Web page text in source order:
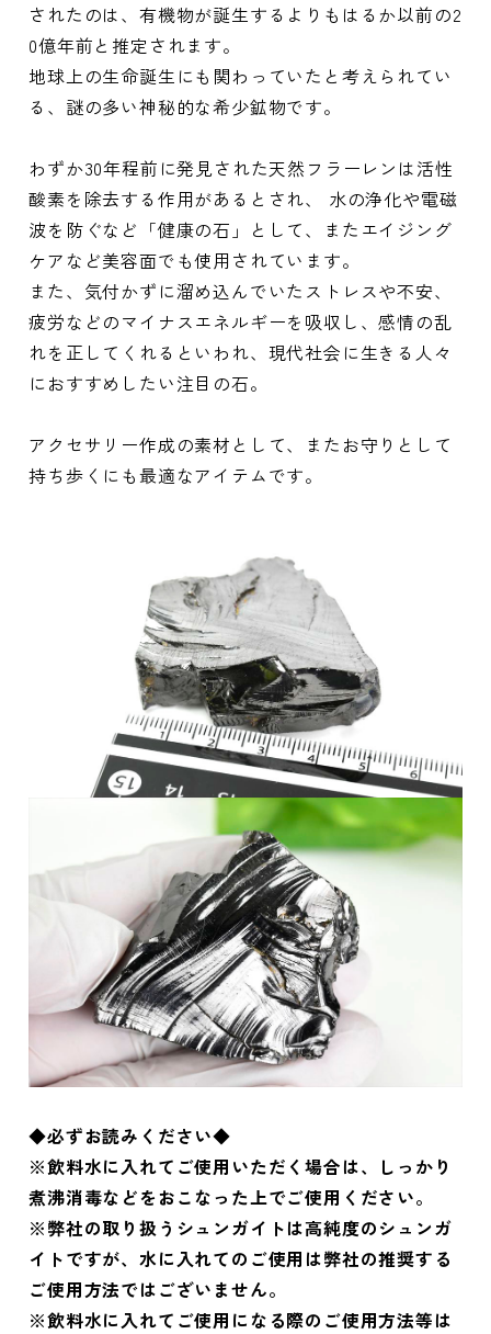
されたのは、有機物が誕生するよりもはるか以前の2
0億年前と推定されます。
地球上の生命誕生にも関わっていたと考えられてい
る、謎の多い神秘的な希少鉱物です。
わずか30年程前に発見された天然フラーレンは活性
酸素を除去する作用があるとされ、 水の浄化や電磁
波を防ぐなど「健康の石」として、またエイジング
ケアなど美容面でも使用されています。
また、気付かずに溜め込んでいたストレスや不安、
疲労などのマイナスエネルギーを吸収し、感情の乱
れを正してくれるといわれ、現代社会に生きる人々
におすすめしたい注目の石。
アクセサリー作成の素材として、またお守りとして
持ち歩くにも最適なアイテムです。
◆必ずお読みください◆
※飲料水に入れてご使用いただく場合は、しっかり
煮沸消毒などをおこなった上でご使用ください。
※弊社の取り扱うシュンガイトは高純度のシュンガ
イトですが、水に入れてのご使用は弊社の推奨する
ご使用方法ではございません。
※飲料水に入れてご使用になる際のご使用方法等は